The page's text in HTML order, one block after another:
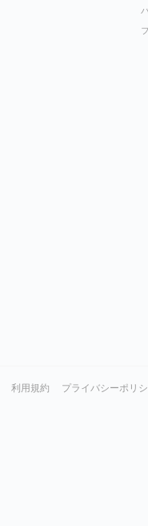
利用規約 プライバシーポリ